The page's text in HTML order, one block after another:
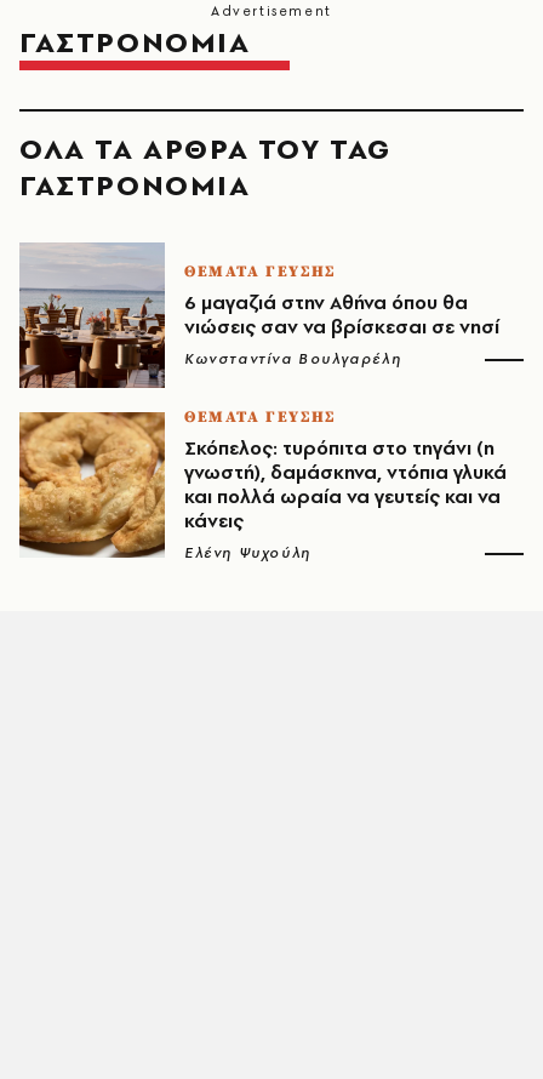
ΓΑΣΤΡΟΝΟΜΙΑ
ΟΛΑ ΤΑ ΑΡΘΡΑ ΤΟΥ TAG
ΓΑΣΤΡΟΝΟΜΙΑ
ΘΕΜΑΤΑ ΓΕΥΣΗΣ
6 μαγαζιά στην Αθήνα όπου θα
νιώσεις σαν να βρίσκεσαι σε νησί
Κωνσταντίνα Βουλγαρέλη
ΘΕΜΑΤΑ ΓΕΥΣΗΣ
Σκόπελος: τυρόπιτα στο τηγάνι (η
γνωστή), δαμάσκηνα, ντόπια γλυκά
και πολλά ωραία να γευτείς και να
κάνεις
Ελένη Ψυχούλη